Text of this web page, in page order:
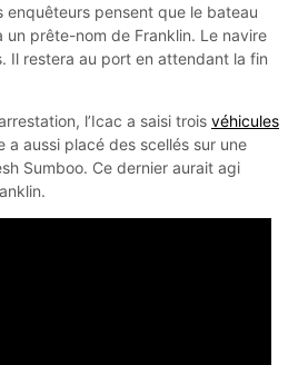
enquêteurs pensent que le bateau
prête-nom de Franklin. Le navire
Il restera au port en attendant la fin
l’Icac a saisi trois véhicules
a aussi placé des scellés sur une
Sumboo. Ce dernier aurait agi